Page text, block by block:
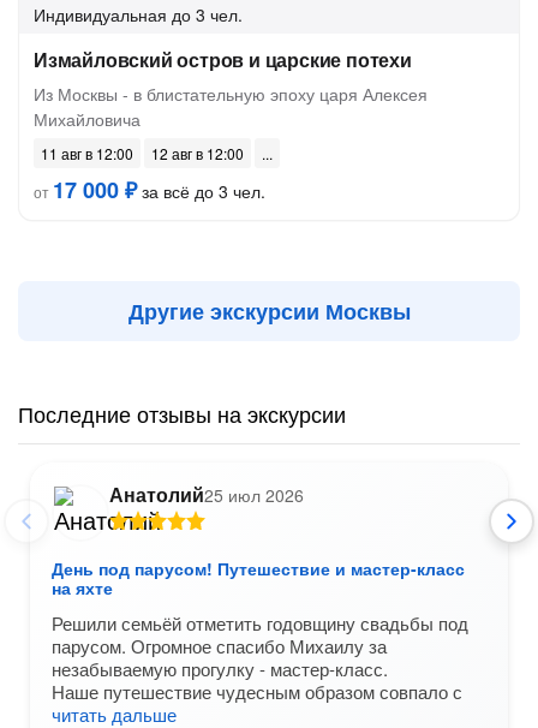
Индивидуальная до 3 чел.
Измайловский остров и царские потехи
Из Москвы - в блистательную эпоху царя Алексея
Михайловича
11 авг в 12:00
12 авг в 12:00
от 17 000 ₽за всё до 3 чел.
Другие экскурсии Москвы
Последние отзывы на экскурсии
Анатолий25 июл 2026
День под парусом! Путешествие и мастер-класс
на яхте
Решили семьёй отметить годовщину свадьбы под
парусом. Огромное спасибо Михаилу за
незабываемую прогулку - мастер-класс.
Наше путешествие чудесным образом совпало с
читать дальше